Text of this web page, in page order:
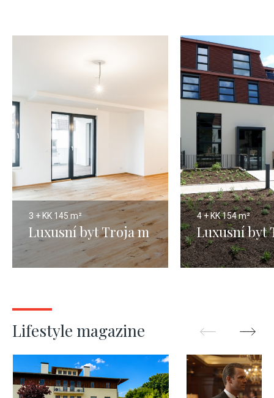
3 + KK 145 m²
Luxusní byt Troja m
4 + KK154 m²
Luxusní byt
Lifestyle magazine